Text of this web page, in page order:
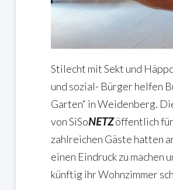
Stilecht mit Sekt und
und sozial- Bürger helfen
Garten“ in Weidenberg.
von SiSoNETZöffentlich
zahlreichen Gäste hatten
einen Eindruck zu machen
künftig ihr Wohnzimmer